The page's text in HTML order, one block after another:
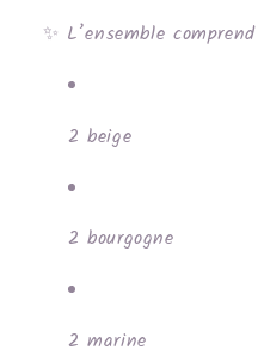
✨ L’ensemble comprend
2 beige
2 bourgogne
2 marine